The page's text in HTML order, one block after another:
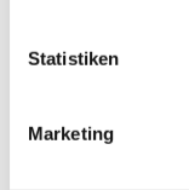
Statistiken
Marketing